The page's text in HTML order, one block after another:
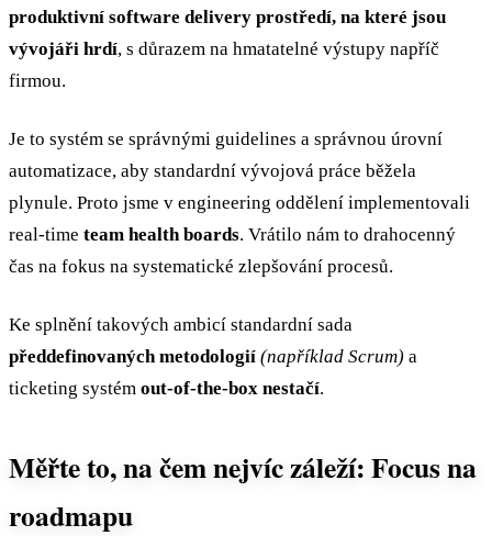
produktivní software delivery prostředí, na které jsou
vývojáři hrdí, s důrazem na hmatatelné výstupy napříč
firmou.
Je to systém se správnými guidelines a správnou úrovní
automatizace, aby standardní vývojová práce běžela
plynule. Proto jsme v engineering oddělení implementovali
real-time team health boards. Vrátilo nám to drahocenný
čas na fokus na systematické zlepšování procesů.
Ke splnění takových ambicí standardní sada
předdefinovaných metodologií (například Scrum) a
ticketing systém out-of-the-box nestačí.
Měřte to, na čem nejvíc záleží: Focus na
roadmapu